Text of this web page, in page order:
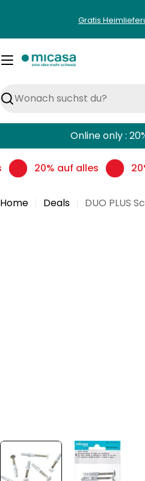
springen
Gratis
Suchen
Online only :
20% auf alles
Home Deals DUO PLUS